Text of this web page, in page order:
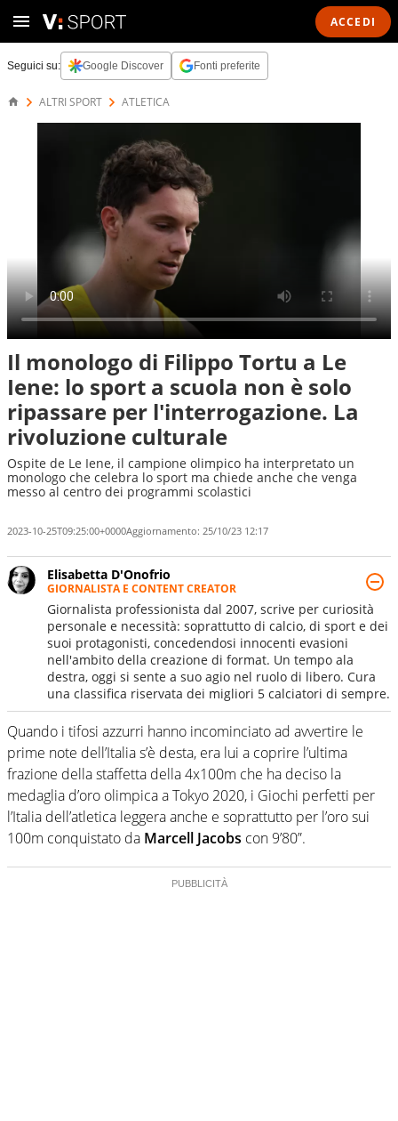
ACCEDI
Seguici su: Google Discover Fonti preferite
ALTRI SPORT ATLETICA
Il monologo di Filippo Tortu a Le
Iene: lo sport a scuola non è solo
ripassare per l'interrogazione. La
rivoluzione culturale
Ospite de Le Iene, il campione olimpico ha interpretato un
monologo che celebra lo sport ma chiede anche che venga
messo al centro dei programmi scolastici
2023-10-25T09:25:00+0000Aggiornamento: 25/10/23 12:17
Elisabetta D'Onofrio
GIORNALISTA E CONTENT CREATOR
Giornalista professionista dal 2007, scrive per curiosità
personale e necessità: soprattutto di calcio, di sport e dei
suoi protagonisti, concedendosi innocenti evasioni
nell'ambito della creazione di format. Un tempo ala
destra, oggi si sente a suo agio nel ruolo di libero. Cura
una classifica riservata dei migliori 5 calciatori di sempre.
Quando i tifosi azzurri hanno incominciato ad avvertire le
prime note dell’Italia s’è desta, era lui a coprire l’ultima
frazione della staffetta della 4x100m che ha deciso la
medaglia d’oro olimpica a Tokyo 2020, i Giochi perfetti per
l’Italia dell’atletica leggera anche e soprattutto per l’oro sui
100m conquistato da Marcell Jacobs con 9’80”.